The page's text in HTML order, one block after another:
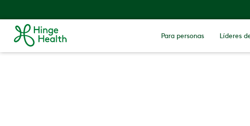
Para personas Líderes